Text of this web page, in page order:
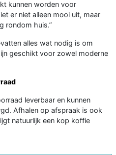
kunnen worden voor
er niet alleen mooi uit, maar
rondom huis.”
alles wat nodig is om
geschikt voor zowel moderne
leverbaar en kunnen
Afhalen op afspraak is ook
natuurlijk een kop koffie